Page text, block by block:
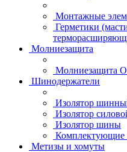
Монтажные
Герметики
Молниезащита
Молниезащита
Шинодержатели
Изолятор
Изолятор
Изолятор шины
Комплектующие
Метизы и хомуты